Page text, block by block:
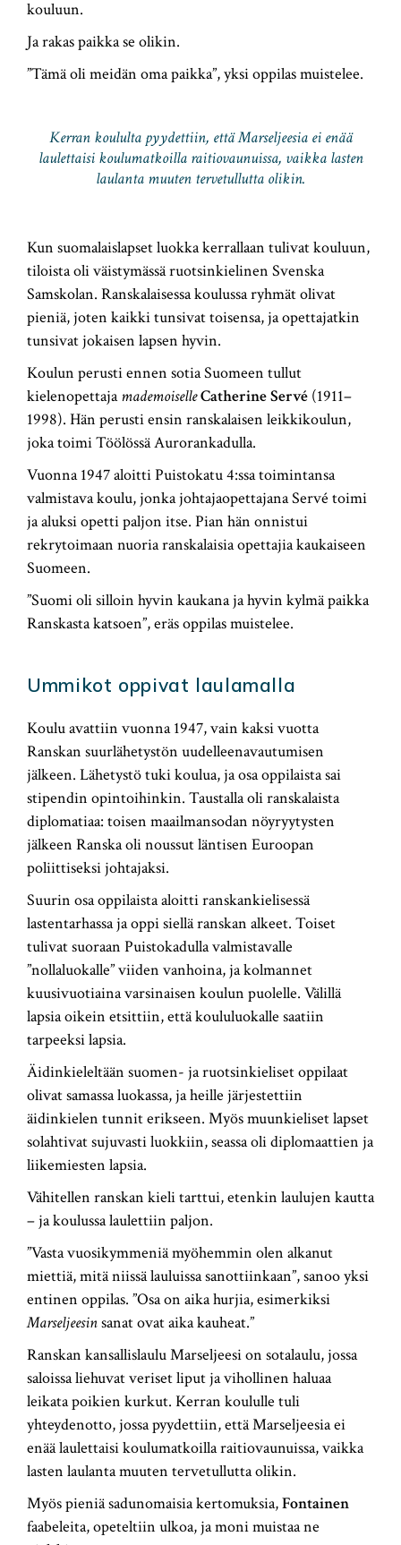
kouluun.
Ja rakas paikka se olikin.
”Tämä oli meidän oma paikka”, yksi oppilas muistelee.
Kerran koululta pyydettiin, että Marseljeesia ei enää
laulettaisi koulumatkoilla raitiovaunuissa, vaikka lasten
laulanta muuten tervetullutta olikin.
Kun suomalaislapset luokka kerrallaan tulivat kouluun,
tiloista oli väistymässä ruotsinkielinen Svenska
Samskolan. Ranskalaisessa koulussa ryhmät olivat
pieniä, joten kaikki tunsivat toisensa, ja opettajatkin
tunsivat jokaisen lapsen hyvin.
Koulun perusti ennen sotia Suomeen tullut
kielenopettajamademoiselleCatherine Servé (1911–
1998). Hän perusti ensin ranskalaisen leikkikoulun,
joka toimi Töölössä Aurorankadulla.
Vuonna 1947 aloitti Puistokatu 4:ssa toimintansa
valmistava koulu, jonka johtajaopettajana Servé toimi
ja aluksi opetti paljon itse. Pian hän onnistui
rekrytoimaan nuoria ranskalaisia opettajia kaukaiseen
Suomeen.
”Suomi oli silloin hyvin kaukana ja hyvin kylmä paikka
Ranskasta katsoen”, eräs oppilas muistelee.
Ummikot oppivat laulamalla
Koulu avattiin vuonna 1947, vain kaksi vuotta
Ranskan suurlähetystön uudelleenavautumisen
jälkeen. Lähetystö tuki koulua, ja osa oppilaista sai
stipendin opintoihinkin. Taustalla oli ranskalaista
diplomatiaa: toisen maailmansodan nöyryytysten
jälkeen Ranska oli noussut läntisen Euroopan
poliittiseksi johtajaksi.
Suurin osa oppilaista aloitti ranskankielisessä
lastentarhassa ja oppi siellä ranskan alkeet. Toiset
tulivat suoraan Puistokadulla valmistavalle
”nollaluokalle” viiden vanhoina, ja kolmannet
kuusivuotiaina varsinaisen koulun puolelle. Välillä
lapsia oikein etsittiin, että koululuokalle saatiin
tarpeeksi lapsia.
Äidinkieleltään suomen- ja ruotsinkieliset oppilaat
olivat samassa luokassa, ja heille järjestettiin
äidinkielen tunnit erikseen. Myös muunkieliset lapset
solahtivat sujuvasti luokkiin, seassa oli diplomaattien ja
liikemiesten lapsia.
Vähitellen ranskan kieli tarttui, etenkin laulujen kautta
– ja koulussa laulettiin paljon.
”Vasta vuosikymmeniä myöhemmin olen alkanut
miettiä, mitä niissä lauluissa sanottiinkaan”, sanoo yksi
entinen oppilas. ”Osa on aika hurjia, esimerkiksi
Marseljeesinsanat ovat aika kauheat.”
Ranskan kansallislaulu Marseljeesi on sotalaulu, jossa
saloissa liehuvat veriset liput ja vihollinen haluaa
leikata poikien kurkut. Kerran koululle tuli
yhteydenotto, jossa pyydettiin, että Marseljeesia ei
enää laulettaisi koulumatkoilla raitiovaunuissa, vaikka
lasten laulanta muuten tervetullutta olikin.
Myös pieniä sadunomaisia kertomuksia,Fontainen
faabeleita, opeteltiin ulkoa, ja moni muistaa ne